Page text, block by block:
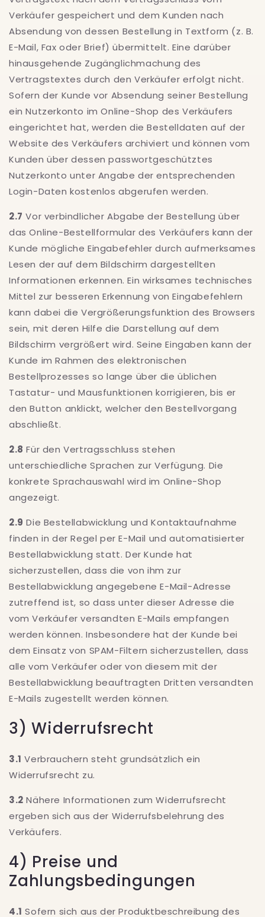
Verkäufer gespeichert und dem Kunden nach
Absendung von dessen Bestellung in Textform (z. B.
E-Mail, Fax oder Brief) übermittelt. Eine darüber
hinausgehende Zugänglichmachung des
Vertragstextes durch den Verkäufer erfolgt nicht.
Sofern der Kunde vor Absendung seiner Bestellung
ein Nutzerkonto im Online-Shop des Verkäufers
eingerichtet hat, werden die Bestelldaten auf der
Website des Verkäufers archiviert und können vom
Kunden über dessen passwortgeschütztes
Nutzerkonto unter Angabe der entsprechenden
Login-Daten kostenlos abgerufen werden.
2.7 Vor verbindlicher Abgabe der Bestellung über
das Online-Bestellformular des Verkäufers kann der
Kunde mögliche Eingabefehler durch aufmerksames
Lesen der auf dem Bildschirm dargestellten
Informationen erkennen. Ein wirksames technisches
Mittel zur besseren Erkennung von Eingabefehlern
kann dabei die Vergrößerungsfunktion des Browsers
sein, mit deren Hilfe die Darstellung auf dem
Bildschirm vergrößert wird. Seine Eingaben kann der
Kunde im Rahmen des elektronischen
Bestellprozesses so lange über die üblichen
Tastatur- und Mausfunktionen korrigieren, bis er
den Button anklickt, welcher den Bestellvorgang
abschließt.
2.8 Für den Vertragsschluss stehen
unterschiedliche Sprachen zur Verfügung. Die
konkrete Sprachauswahl wird im Online-Shop
angezeigt.
2.9 Die Bestellabwicklung und Kontaktaufnahme
finden in der Regel per E-Mail und automatisierter
Bestellabwicklung statt. Der Kunde hat
sicherzustellen, dass die von ihm zur
Bestellabwicklung angegebene E-Mail-Adresse
zutreffend ist, so dass unter dieser Adresse die
vom Verkäufer versandten E-Mails empfangen
werden können. Insbesondere hat der Kunde bei
dem Einsatz von SPAM-Filtern sicherzustellen, dass
alle vom Verkäufer oder von diesem mit der
Bestellabwicklung beauftragten Dritten versandten
E-Mails zugestellt werden können.
3) Widerrufsrecht
3.1 Verbrauchern steht grundsätzlich ein
Widerrufsrecht zu.
3.2 Nähere Informationen zum Widerrufsrecht
ergeben sich aus der Widerrufsbelehrung des
Verkäufers.
4) Preise und
Zahlungsbedingungen
4.1 Sofern sich aus der Produktbeschreibung des